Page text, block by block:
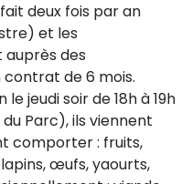
fait deux fois par an
et les
des
de 6 mois.
jeudi soir de 18h à 19h
du Parc), ils viennent
comporter : fruits,
œufs, yaourts,